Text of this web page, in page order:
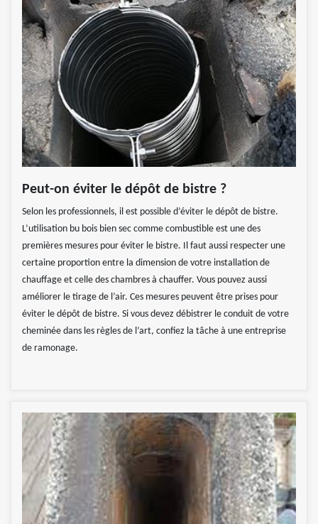
Peut-on éviter le dépôt de bistre ?
Selon les professionnels, il est possible d’éviter le dépôt de bistre.
L’utilisation bu bois bien sec comme combustible est une des
premières mesures pour éviter le bistre. Il faut aussi respecter une
certaine proportion entre la dimension de votre installation de
chauffage et celle des chambres à chauffer. Vous pouvez aussi
améliorer le tirage de l’air. Ces mesures peuvent être prises pour
éviter le dépôt de bistre. Si vous devez débistrer le conduit de votre
cheminée dans les règles de l’art, confiez la tâche à une entreprise
de ramonage.